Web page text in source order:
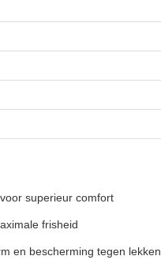
superieur comfort
frisheid
en bescherming tegen lekken